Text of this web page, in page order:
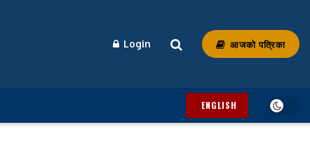
Login आजको पत्रिका
ENGLISH